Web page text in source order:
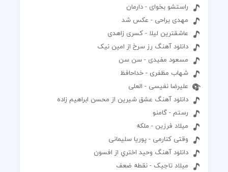
راستشو بخوای - دارمان
مهدی یراحی - عکس شد
عاشقترین لیلا - کسری زاهدی
دانلود آهنگ رز سرخ از امین نیک
مسعود مفیدی - سن سن
شهاب مظفری - خداحافظ
علیرضا نفیسی - العلی
دانلود آهنگ عشق شیرین از محسن ابراهیم زاده
رستم - گامنو
میلاد فرزین - ملکه
وقتی کنارمی - پوریا سلیمانی
دانلود آهنگ وحيد اختري از افسون
میلاد تاجیک - نقطه ضعف